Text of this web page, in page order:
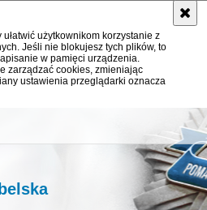
użytkownikom korzystanie z
Jeśli nie blokujesz tych plików, to
w pamięci urządzenia.
zarządzać cookies, zmieniając
ustawienia przeglądarki oznacza